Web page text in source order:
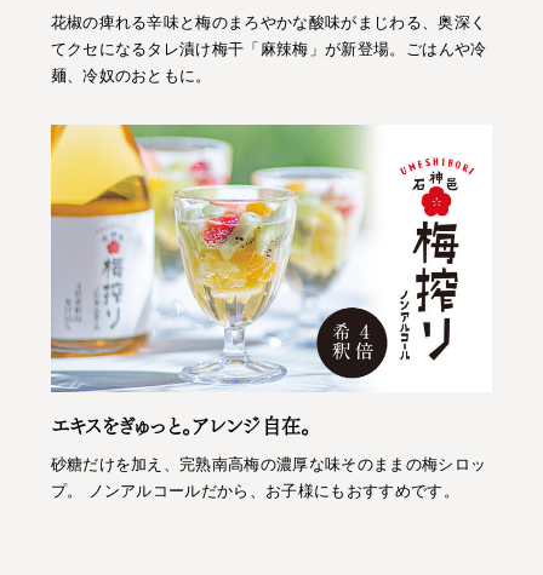
花椒の痺れる辛味と梅のまろやかな酸味がまじわる、奥深く
てクセになるタレ漬け梅干「麻辣梅」が新登場。ごはんや冷
麺、冷奴のおともに。
エキスをぎゅっと。アレンジ自在。
砂糖だけを加え、完熟南高梅の濃厚な味そのままの梅シロッ
プ。 ノンアルコールだから、お子様にもおすすめです。